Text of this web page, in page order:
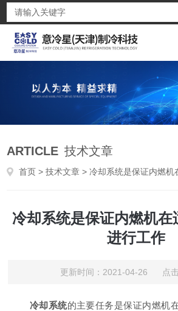
ARTICLE 技术文章
首页 >技术文章 > 冷却系统是保证内燃机
冷却系统是保证内燃机在
进行工作
更新时间：2021-04-26 点击
冷却系统的主要任务是保证内燃机